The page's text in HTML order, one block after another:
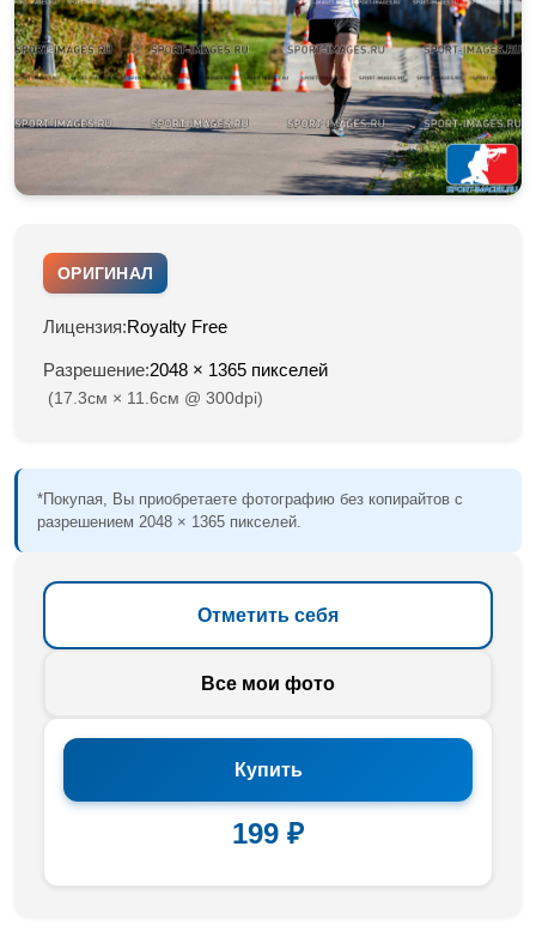
ОРИГИНАЛ
Лицензия:Royalty Free
Разрешение:2048 × 1365 пикселей
(17.3см × 11.6см @ 300dpi)
*Покупая, Вы приобретаете фотографию без копирайтов с
разрешением 2048 × 1365 пикселей.
Отметить себя
Все мои фото
Купить
199 ₽